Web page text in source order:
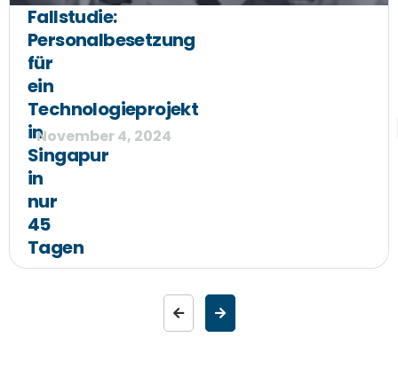
Fallstudie:
Personalbesetzung
für
ein
Technologieprojekt
in
Singapur
in
nur
45
Tagen
November 4, 2024